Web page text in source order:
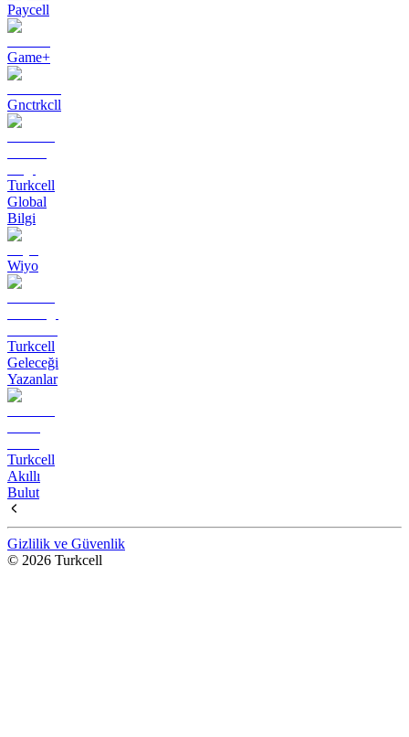
Paycell
Game+
Gnctrkcll
Turkcell
Global
Bilgi
Wiyo
Turkcell
Geleceği
Yazanlar
Turkcell
Akıllı
Bulut
Gizlilik ve Güvenlik
© 2026 Turkcell